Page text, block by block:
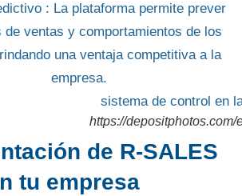
: La plataforma permite prever
de ventas y comportamientos de los
una ventaja competitiva a la
empresa.
https://
de R-SALES
tu empresa